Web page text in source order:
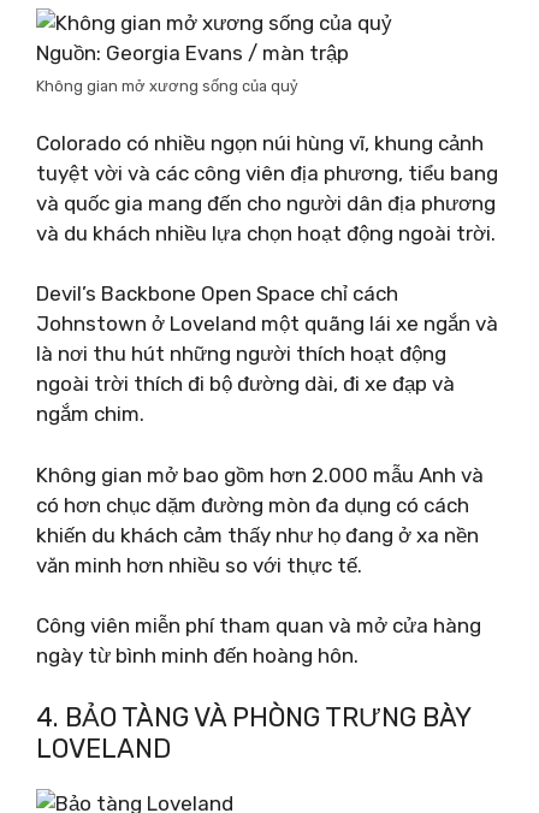
Nguồn: Georgia Evans / màn trập
Không gian mở xương sống của quỷ
Colorado có nhiều ngọn núi hùng vĩ, khung cảnh
tuyệt vời và các công viên địa phương, tiểu bang
và quốc gia mang đến cho người dân địa phương
và du khách nhiều lựa chọn hoạt động ngoài trời.
Devil’s Backbone Open Space chỉ cách
Johnstown ở Loveland một quãng lái xe ngắn và
là nơi thu hút những người thích hoạt động
ngoài trời thích đi bộ đường dài, đi xe đạp và
ngắm chim.
Không gian mở bao gồm hơn 2.000 mẫu Anh và
có hơn chục dặm đường mòn đa dụng có cách
khiến du khách cảm thấy như họ đang ở xa nền
văn minh hơn nhiều so với thực tế.
Công viên miễn phí tham quan và mở cửa hàng
ngày từ bình minh đến hoàng hôn.
4. BẢO TÀNG VÀ PHÒNG TRƯNG BÀY
LOVELAND